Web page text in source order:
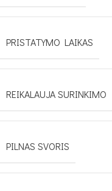
PRISTATYMO LAIKAS
REIKALAUJA SURINKIMO
PILNAS SVORIS